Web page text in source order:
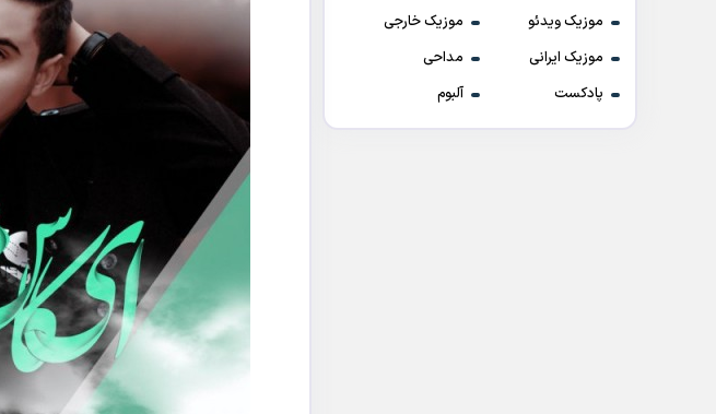
موزیک ویدئو
موزیک خارجی
موزیک ایرانی
مداحی
پادکست
آلبوم